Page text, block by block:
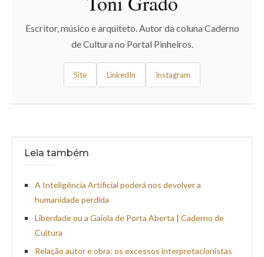
Escritor, músico e arquiteto. Autor da coluna Caderno
de Cultura no Portal Pinheiros.
Site LinkedIn Instagram
Leia também
A Inteligência Artificial poderá nos devolver a
humanidade perdida
Liberdade ou a Gaiola de Porta Aberta | Caderno de
Cultura
Relação autor e obra: os excessos interpretacionistas